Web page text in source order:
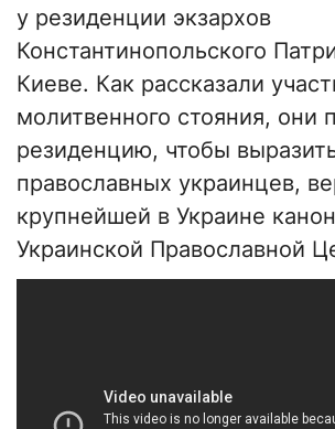
у резиденции экзархов
Константинопольского
Киеве. Как рассказали
молитвенного стояния, они
резиденцию, чтобы
православных украинцев,
крупнейшей в Украине
Украинской Православной